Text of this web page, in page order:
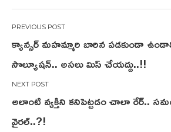
Post
navigation
క్యాన్సర్ మహమ్మారి బారిన పడకుండా
సొల్యూషన్.. అసలు మిస్ చేయద్దు..!!
అలాంటి వ్యక్తిని కనిపెట్టడం చాలా రేర్..
వైరల్..?!